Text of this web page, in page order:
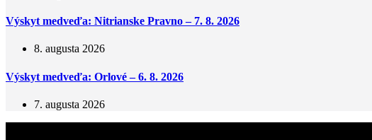
Výskyt medveďa: Nitrianske Pravno – 7. 8. 2026
8. augusta 2026
Výskyt medveďa: Orlové – 6. 8. 2026
7. augusta 2026